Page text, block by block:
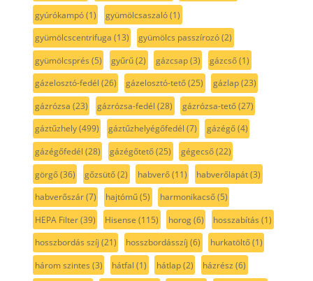
gyúrókampó(1) gyümölcsaszaló(1)
gyümölcscentrifuga (13) gyümölcs passzírozó(2)
gyümölcsprés (5) gyűrű(2) gázcsap(3) gázcső(1)
gázelosztó-fedél (26) gázelosztó-tető(25) gázlap(23)
gázrózsa (23) gázrózsa-fedél (28) gázrózsa-tető(27)
gáztűzhely(499) gáztűzhelyégőfedél (7) gázégő(4)
gázégőfedél (28) gázégőtető(25) gégecső(22)
görgő(36) gőzsütő(2) habverő(11) habverőlapát(3)
habverőszár(7) hajtómű(5) harmonikacső(5)
HEPA Filter(39) Hisense (115) horog(6) hosszabítás (1)
hosszbordás szíj (21) hosszbordásszíj (6) hurkatöltő(1)
három szintes (3) hátfal (1) hátlap(2) házrész (6)